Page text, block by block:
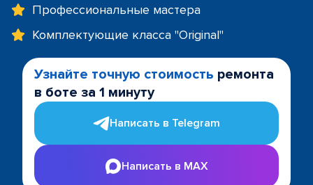
Профессиональные мастера
Комплектующие класса "Original"
Узнайте точную стоимость ремонта
в боте за 1 минуту
Написать в Telegram
Написать в MAX